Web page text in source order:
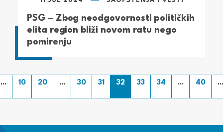
PSG – Zbog neodgovornosti političkih
elita region bliži novom ratu nego
pomirenju
... 10 20 ... 30 31 32 33 34 ... 40 ...